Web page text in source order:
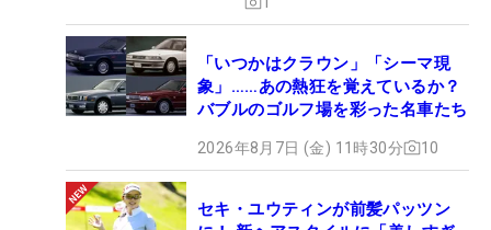
48,52度：ブリヂストン BITING SPINプロト（N.S.
プロGH950 S）
58 度：ブリヂストン BITING SPIN（N.S.プロ
PT：ピレッティ ポテンザLN GSS
BALL：ブリヂストン ツアーB XS
「いつかはクラウン」「シーマ現
象」……あの熱狂を覚えているか？
バブルのゴルフ場を彩った名車たち
2026年8月7日 (金) 11時30分 10
セキ・ユウティンが前髪パッツン